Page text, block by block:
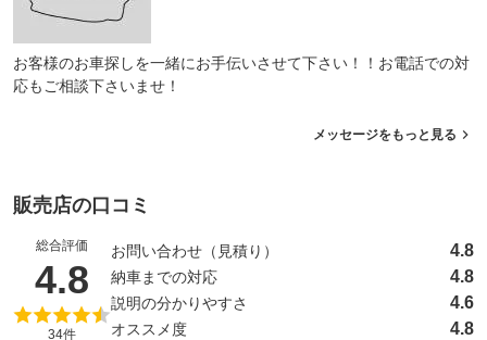
お客様のお車探しを一緒にお手伝いさせて下さい！！お電話での対
応もご相談下さいませ！
メッセージをもっと見る
販売店の口コミ
総合評価
4.8 （5点満点中）
34件
お問い合わせ（見積り） 4.8
納車までの対応 4.8
説明の分かりやすさ 4.6
オススメ度 4.8